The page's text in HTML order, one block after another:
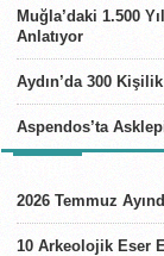
Muğla’daki 1.500
Anlatıyor
Aydın’da 300
Aspendos’ta
2026 Temmuz
10 Arkeolojik Eser